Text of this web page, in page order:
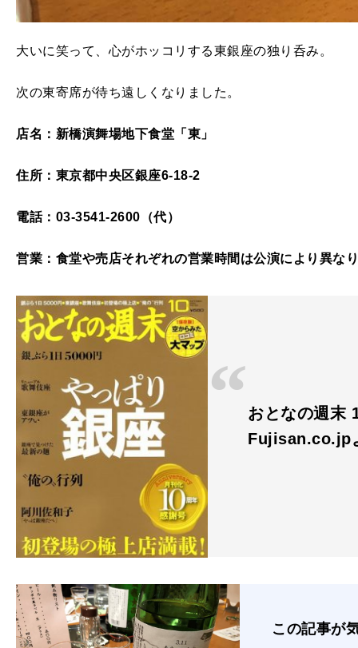
大いに笑って、心がホッコリする東銀座の独り呑み。
次の東寄席が待ち遠しくなりました。
店名：新橋演舞場地下食堂「東」
住所：東京都中央区銀座6-18-2
電話：03-3541-2600（代）
営業：食堂や売店それぞれの営業時間は公演により異な
おとなの週末
Fujisan.co.jp
この記事が